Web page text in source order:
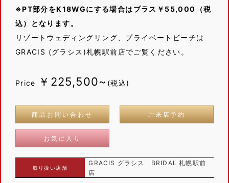
※PT部分をK18WGにする場合はプラス￥55,000（税
込）となります。
リゾートウェディングリング、プライベートビーチは
GRACIS (グラシス)札幌駅前店でご覧ください。
Price ￥225,500~ (税込)
商品お問い合わせ ご来店予約
お気に入り
取り扱い店舗
GRACIS グラシス BRIDAL 札幌駅前
店